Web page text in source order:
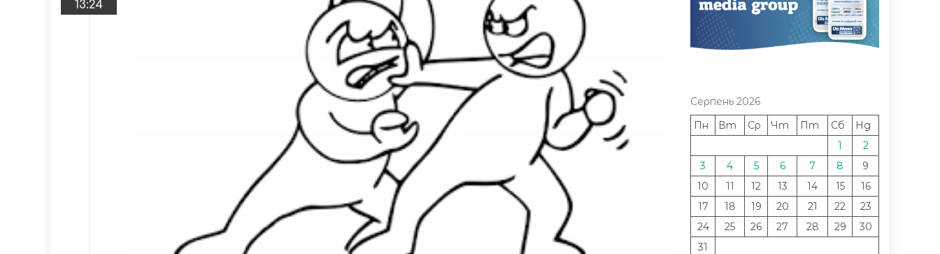
13:24
Серпень 2026
Пн
Вт Ср Чт Пт Сб
Нд
1
2
3
4 5 6 7 8
9
10
11 12 13 14 15
16
17
18 19 20 21 22
23
24
25 26 27 28 29
30
31